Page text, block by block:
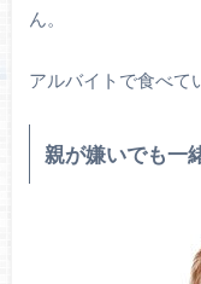
ん。
アルバイトで食べて
親が嫌いでも一